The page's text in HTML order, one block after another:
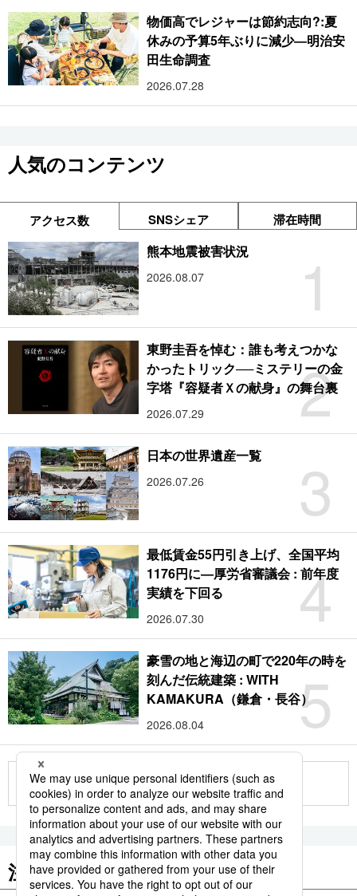
物価高でレジャーは節約志向?:夏
休みの予算5年ぶりに減少―明治安
田生命調査
2026.07.28
人気のコンテンツ
アクセス数 SNSシェア 滞在時間
1
熊本地震被害状況
2026.08.07
2
東野圭吾を悼む：誰も考えつかな
かったトリック──ミステリーの金
字塔『容疑者Ｘの献身』の舞台裏
2026.07.29
3
日本の世界遺産一覧
2026.07.26
4
最低賃金55円引き上げ、全国平均
1176円に―厚労省審議会 : 前年度
実績を下回る
2026.07.30
5
豪雪の地と海辺の町で220年の時を
刻んだ伝統建築 : WITH
KAMAKURA（鎌倉・長谷）
2026.08.04
もっと見る
注目のキーワード